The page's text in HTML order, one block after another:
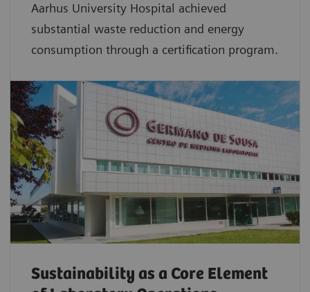
Aarhus University Hospital achieved
substantial waste reduction and energy
consumption through a certification program.
Sustainability as a Core Element